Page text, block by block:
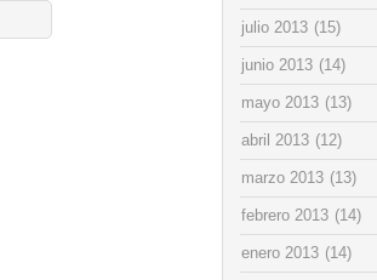
julio 2013 (15)
junio 2013 (14)
mayo 2013 (13)
abril 2013 (12)
marzo 2013 (13)
febrero 2013 (14)
enero 2013 (14)